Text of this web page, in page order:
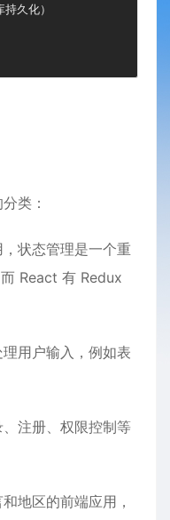
久化）
类：
状态管理是一个重
React 有 Redux
用户输入，例如表
注册、权限控制等
地区的前端应用，